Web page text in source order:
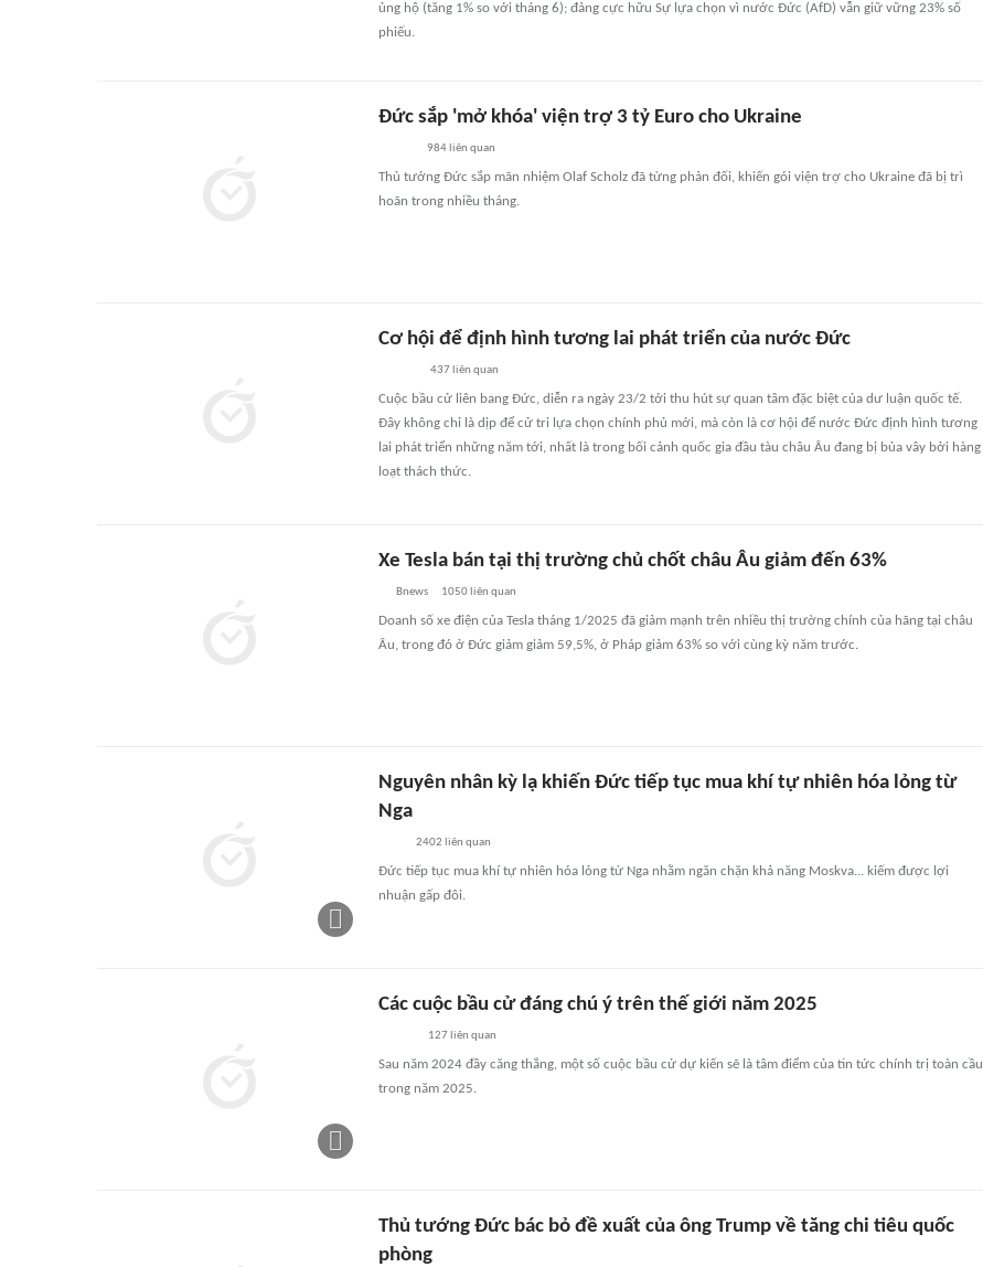
ủng hộ (tăng 1% so với tháng 6); đảng cực hữu Sự lựa chọn vì nước Đức (AfD) vẫn giữ vững 23% số
phiếu.
Đức sắp 'mở khóa' viện trợ 3 tỷ Euro cho Ukraine
984 liên quan
Thủ tướng Đức sắp mãn nhiệm Olaf Scholz đã từng phản đối, khiến gói viện trợ cho Ukraine đã bị trì
hoãn trong nhiều tháng.
Cơ hội để định hình tương lai phát triển của nước Đức
437 liên quan
Cuộc bầu cử liên bang Đức, diễn ra ngày 23/2 tới thu hút sự quan tâm đặc biệt của dư luận quốc tế.
Đây không chỉ là dịp để cử tri lựa chọn chính phủ mới, mà còn là cơ hội để nước Đức định hình tương
lai phát triển những năm tới, nhất là trong bối cảnh quốc gia đầu tàu châu Âu đang bị bủa vây bởi hàng
loạt thách thức.
Xe Tesla bán tại thị trường chủ chốt châu Âu giảm đến 63%
Bnews 1050 liên quan
Doanh số xe điện của Tesla tháng 1/2025 đã giảm mạnh trên nhiều thị trường chính của hãng tại châu
Âu, trong đó ở Đức giảm giảm 59,5%, ở Pháp giảm 63% so với cùng kỳ năm trước.
Nguyên nhân kỳ lạ khiến Đức tiếp tục mua khí tự nhiên hóa lỏng từ
Nga
2402 liên quan
Đức tiếp tục mua khí tự nhiên hóa lỏng từ Nga nhằm ngăn chặn khả năng Moskva... kiếm được lợi
nhuận gấp đôi.
Các cuộc bầu cử đáng chú ý trên thế giới năm 2025
127 liên quan
Sau năm 2024 đầy căng thẳng, một số cuộc bầu cử dự kiến sẽ là tâm điểm của tin tức chính trị toàn cầu
trong năm 2025.
Thủ tướng Đức bác bỏ đề xuất của ông Trump về tăng chi tiêu quốc
phòng